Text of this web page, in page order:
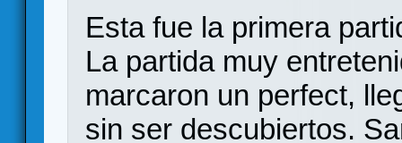
Esta fue la primera
La partida muy
marcaron un perfect,
sin ser descubiertos.